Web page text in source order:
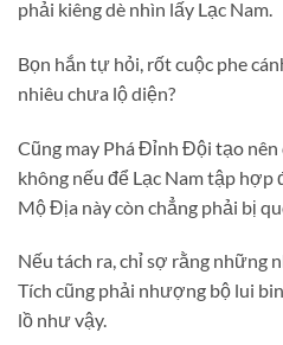
phải kiêng dè nhìn lấy Lạc Nam.
Bọn hắn tự hỏi, rốt cuộc phe
nhiêu chưa lộ diện?
Cũng may Phá Đỉnh Đội tạo
không nếu để Lạc Nam tập hợp
Mộ Địa này còn chẳng phải bị
Nếu tách ra, chỉ sợ rằng những
Tích cũng phải nhượng bộ lui
lồ như vậy.